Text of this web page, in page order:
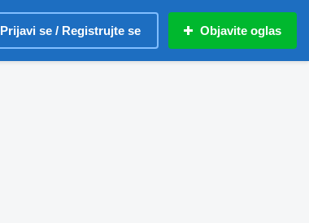
Prijavi se / Registrujte se Objavite oglas